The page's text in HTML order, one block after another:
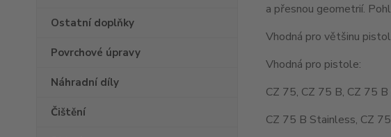
Ostatní doplňky
Povrchové úpravy
Náhradní díly
Čištění
a přesnou geometrií.
Vhodná pro většinu
Vhodná pro pistole:
CZ 75, CZ 75 B, CZ 75
CZ 75 B Stainless, CZ